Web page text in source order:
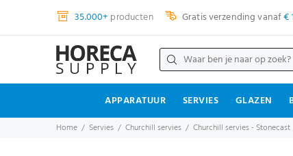
35.000+ producten Gratis verzending vanaf€
APPARATUUR SERVIES GLAZEN
Home Servies Churchill servies Churchill servies - Stonecast